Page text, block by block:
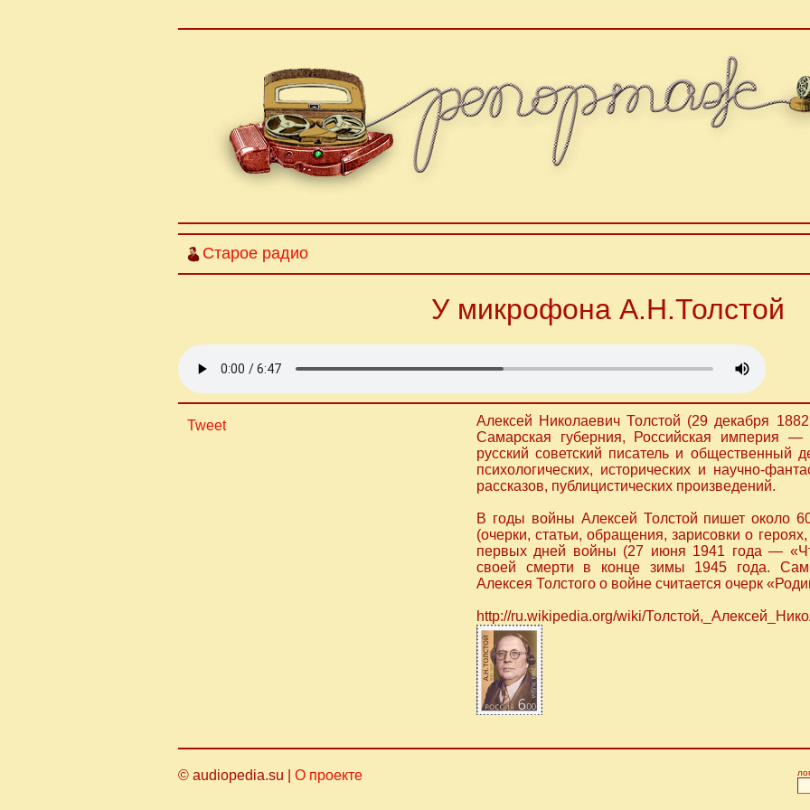
Старое радио
У микрофона А.Н.Толстой
Tweet
Алексей Николаевич Толстой (29 декабря
Самарская губерния, Российская империя
русский советский писатель и общественный
психологических, исторических и научно-
рассказов, публицистических произведений.
В годы войны Алексей Толстой пишет около
(очерки, статьи, обращения, зарисовки о
первых дней войны (27 июня 1941 года —
своей смерти в конце зимы 1945 года.
Алексея Толстого о войне считается очерк
http://ru.wikipedia.org/wiki/
© audiopedia.su | О проекте